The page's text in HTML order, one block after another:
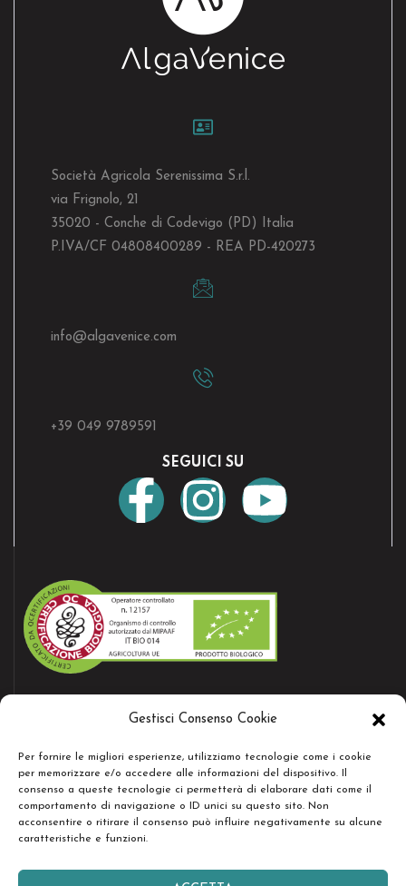
Gestisci Consenso Cookie
Per fornire le migliori esperienze, utilizziamo tecnologie come i cookie
per memorizzare e/o accedere alle informazioni del dispositivo. Il
consenso a queste tecnologie ci permetterà di elaborare dati come il
comportamento di navigazione o ID unici su questo sito. Non
acconsentire o ritirare il consenso può influire negativamente su alcune
caratteristiche e funzioni.
Società Agricola Serenissima S.r.l.
via Frignolo, 21
35020 - Conche di Codevigo (PD) Italia
P.IVA/CF 04808400289 - REA PD-420273
info@algavenice.com
+39 049 9789591
SEGUICI SU
AZIENDA CERTIFICATA
RESTA IN CONTATTO